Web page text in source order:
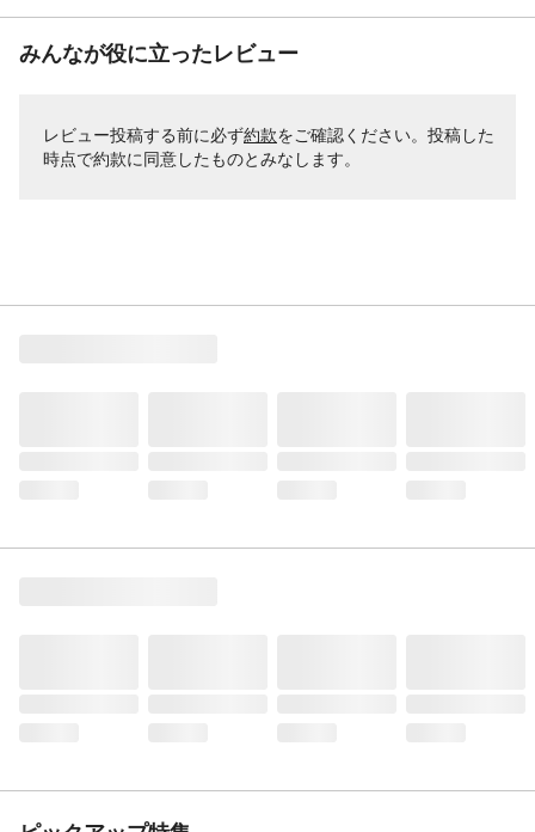
みんなが役に立ったレビュー
レビュー投稿する前に必ず約款をご確認ください。投稿した
時点で約款に同意したものとみなします。